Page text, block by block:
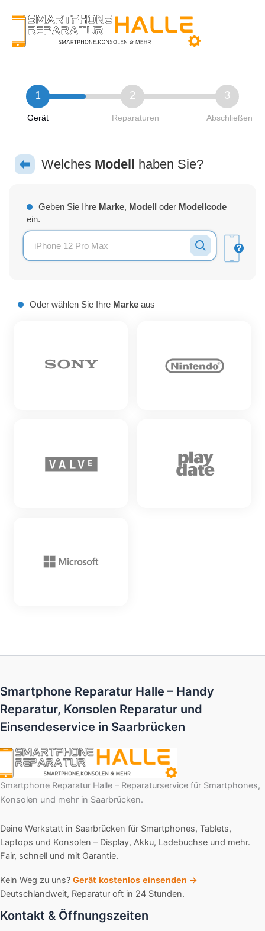
Inhalt
springen
1
Gerät
2
Reparaturen
3
Abschließen
Welches Modell haben Sie?
Geben Sie Ihre Marke, Modell oder Modellcode
ein.
Oder wählen Sie Ihre Marke aus
Smartphone Reparatur Halle – Handy
Reparatur, Konsolen Reparatur und
Einsendeservice in Saarbrücken
Smartphone Reparatur Halle – Reparaturservice für Smartphones,
Konsolen und mehr in Saarbrücken.
Deine Werkstatt in Saarbrücken für Smartphones, Tablets,
Laptops und Konsolen – Display, Akku, Ladebuchse und mehr.
Fair, schnell und mit Garantie.
Kein Weg zu uns? Gerät kostenlos einsenden →
Deutschlandweit, Reparatur oft in 24 Stunden.
Kontakt & Öffnungszeiten